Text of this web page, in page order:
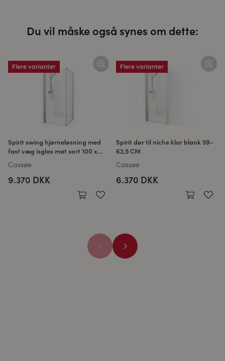
Du vil måske også synes om dette:
Flere varianter
Spirit swing hjørneløsning med
fast væg isglas mat sort 100 x
100 CM
Cassøe
9.370 DKK
Flere varianter
Spirit dør til niche klar blank 59-
62,5 CM
Cassøe
6.370 DKK